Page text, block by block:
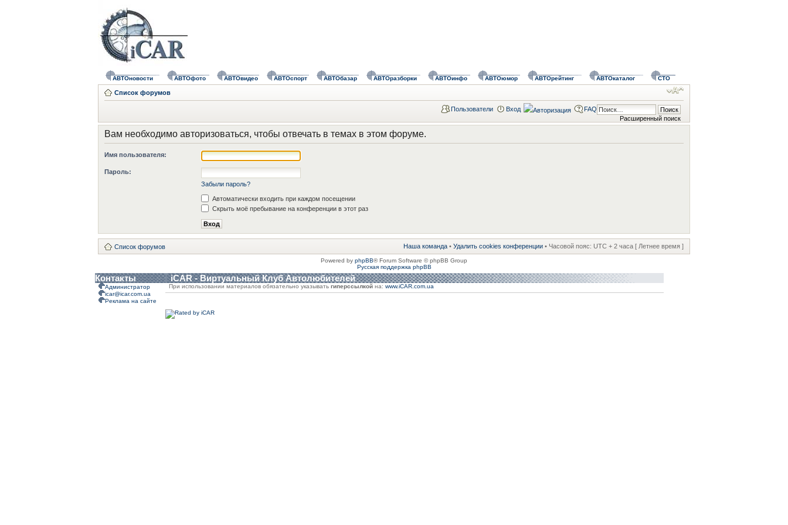
АВТОновости АВТОфото АВТОвидео АВТОспорт АВТОбазар АВТОразборки АВТОинфо АВТОюмор АВТОрейтинг АВТОкаталог СТО
Список форумов
Расширенный поиск
Пользователи Вход FAQ
Вам необходимо авторизоваться, чтобы отвечать в темах в этом форуме.
Имя пользователя:
Пароль:
Забыли пароль?
Автоматически входить при каждом посещении
Скрыть моё пребывание на конференции в этот раз
Список форумов Наша команда • Удалить cookies конференции • Часовой пояс: UTC + 2 часа [ Летнее время ]
Powered by phpBB® Forum Software © phpBB Group
Русская поддержка phpBB
Контакты iCAR - Виртуальный Клуб Автолюбителей
Администратор
icar@icar.com.ua
Реклама на сайте
При использовании материалов обязательно указывать гиперссылкой на: www.iCAR.com.ua